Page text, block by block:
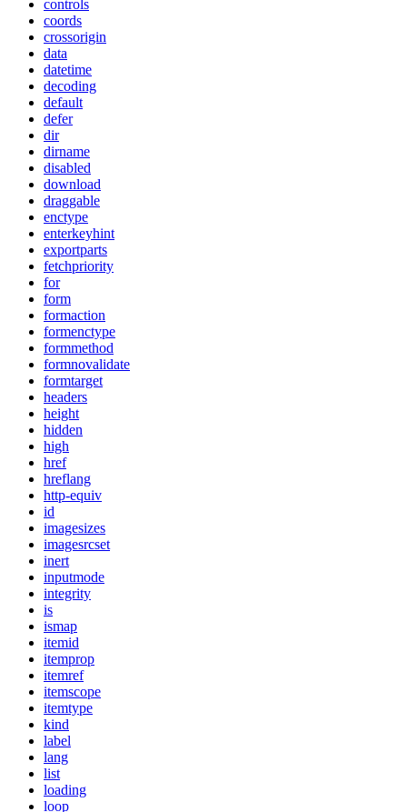
controls
coords
crossorigin
data
datetime
decoding
default
defer
dir
dirname
disabled
download
draggable
enctype
enterkeyhint
exportparts
fetchpriority
for
form
formaction
formenctype
formmethod
formnovalidate
formtarget
headers
height
hidden
high
href
hreflang
http-equiv
id
imagesizes
imagesrcset
inert
inputmode
integrity
is
ismap
itemid
itemprop
itemref
itemscope
itemtype
kind
label
lang
list
loading
loop